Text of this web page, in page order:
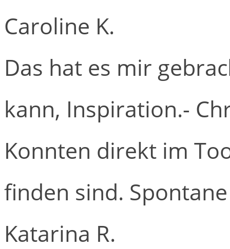
Caroline K.
Das hat es mir
kann, Inspiration.-
Konnten direkt im
finden sind.
Katarina R.